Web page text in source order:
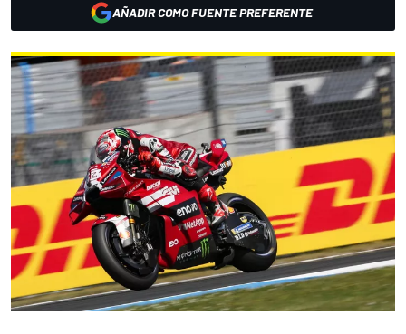
AÑADIR COMO FUENTE PREFERENTE